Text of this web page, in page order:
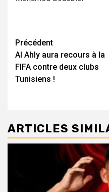
Navigation
d’article
Précédent
Al Ahly aura recours à la
FIFA contre deux clubs
Tunisiens !
ARTICLES